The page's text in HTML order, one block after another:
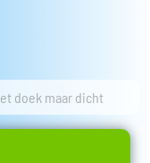
doek maar dicht